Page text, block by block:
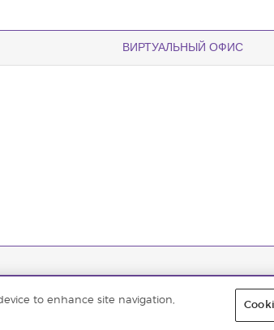
ВИРТУАЛЬНЫЙ ОФИС
работы нашего сайта, другие помогают улучшить
to enhance site navigation,